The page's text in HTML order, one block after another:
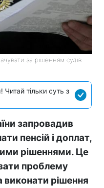
за рішенням судів
тільки суть з
запровадив
пенсій і доплат,
рішеннями. Це
проблему
виконати рішення